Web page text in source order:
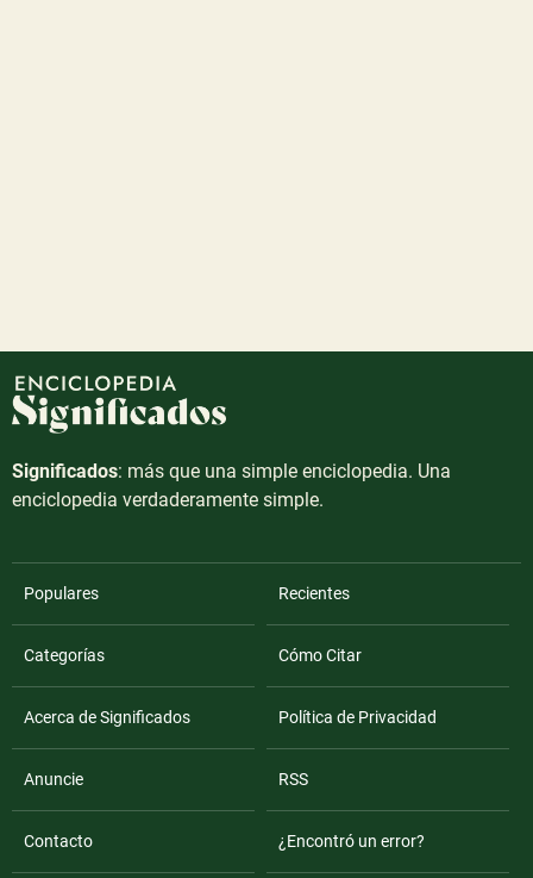
Significados: más que una simple enciclopedia. Una
enciclopedia verdaderamente simple.
Populares Recientes
Categorías Cómo Citar
Acerca de Significados Política de Privacidad
Anuncie RSS
Contacto ¿Encontró un error?